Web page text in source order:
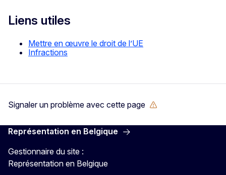
Liens utiles
Mettre en œuvre le droit de l’UE
Infractions
Signaler un problème avec cette page
Représentation en Belgique
Gestionnaire du site :
Représentation en Belgique